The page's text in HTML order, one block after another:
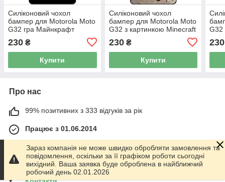
Силіконовий чохол
бампер для Motorola Moto
G32 гра Майнкрафт
230 ₴
Купити
Силіконовий чохол
бампер для Motorola Moto
G32 з картинкою Minecraft
230₴
Купити
G32
230
Про нас
99% позитивних з 333 відгуків за рік
Працює з 01.06.2014
м. Харків
График работы 10.00-17.00. Суббота - Воскресенье
выходной!, Харків, Україна
Зараз компанія не може швидко обробляти замовлення та
повідомлення, оскільки за її графіком роботи сьогодні
вихідний. Ваша заявка буде оброблена в найближчий
робочий день 02.01.2026